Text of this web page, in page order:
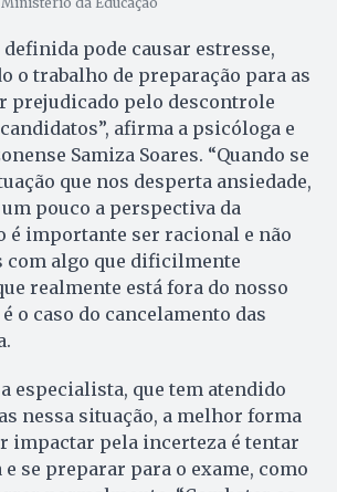
definida pode causar estresse,
o trabalho de preparação para as
prejudicado pelo descontrole
afirma a psicóloga e
Samiza Soares. “Quando se
que nos desperta ansiedade,
pouco a perspectiva da
é importante ser racional e não
com algo que dificilmente
realmente está fora do nosso
o caso do cancelamento das
especialista, que tem atendido
nessa situação, a melhor forma
impactar pela incerteza é tentar
se preparar para o exame, como